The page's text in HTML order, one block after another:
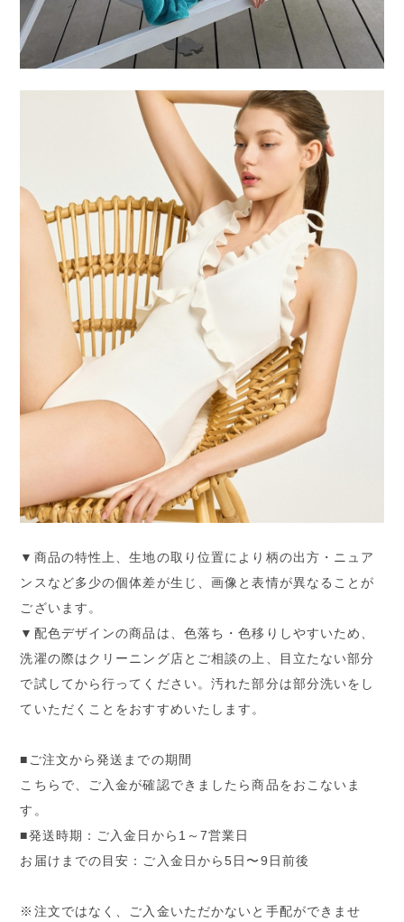
▼商品の特性上、生地の取り位置により柄の出方・ニュア
ンスなど多少の個体差が生じ、画像と表情が異なることが
ございます。
▼配色デザインの商品は、色落ち・色移りしやすいため、
洗濯の際はクリーニング店とご相談の上、目立たない部分
で試してから行ってください。汚れた部分は部分洗いをし
ていただくことをおすすめいたします。
■ご注文から発送までの期間
こちらで、ご入金が確認できましたら商品をおこないま
す。
■発送時期：ご入金日から1～7営業日
お届けまでの目安：ご入金日から5日〜9日前後
※注文ではなく、ご入金いただかないと手配ができませ